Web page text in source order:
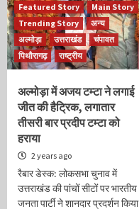
Featured Story
Main Story
Trending Story
अन्य
अल्मोड़ा
उत्तराखंड
चंपावत
पिथौरागढ़
राष्ट्रीय
अल्मोड़ा में अजय टम्टा ने लगाई
जीत की हैट्रिक, लगातार
तीसरी बार प्रदीप टम्टा को
हराया
2 years ago
रैबार डेस्क: लोकसभा चुनाव में
उत्तराखंड की पांचों सीटों पर भारतीय
जनता पार्टी ने शानदार प्रदर्शन किया